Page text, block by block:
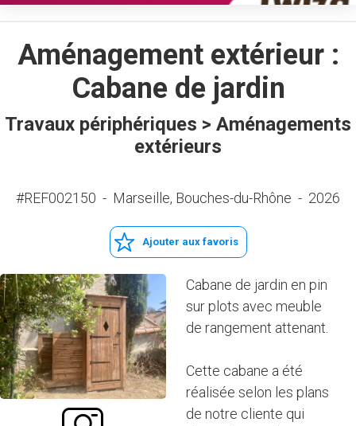
Aménagement extérieur :
Cabane de jardin
Travaux périphériques > Aménagements
extérieurs
#REF002150 - Marseille, Bouches-du-Rhône - 2026
Ajouter aux favoris
Cabane de jardin en pin
sur plots avec meuble
de rangement attenant.
Cette cabane a été
réalisée selon les plans
de notre cliente qui